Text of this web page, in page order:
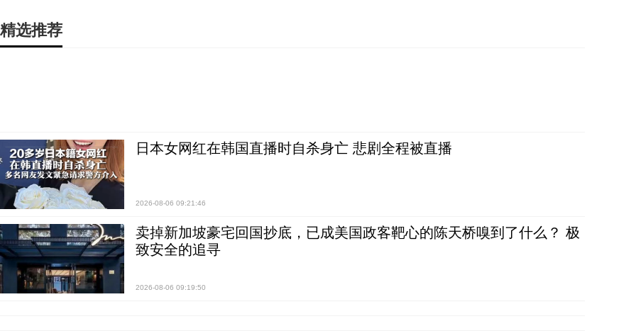
精选推荐
日本女网红在韩国直播时自杀身亡 悲剧全程被直播
2026-08-06 09:21:46
卖掉新加坡豪宅回国抄底，已成美国政客靶心的陈天桥嗅到了什么？ 极
致安全的追寻
2026-08-06 09:19:50